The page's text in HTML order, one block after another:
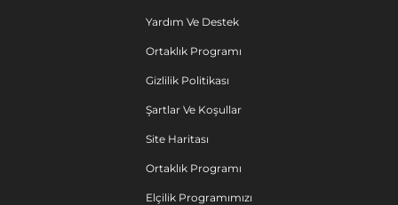
Yardım Ve Destek
Ortaklık Programı
Gizlilik Politikası
Şartlar Ve Koşullar
Site Haritası
Ortaklık Programı
Elçilik Programımızı